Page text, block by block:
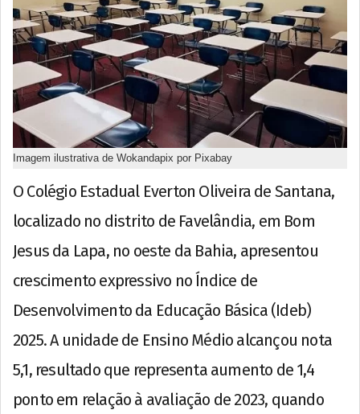
Imagem ilustrativa de Wokandapix por Pixabay
O Colégio Estadual Everton Oliveira de Santana,
localizado no distrito de Favelândia, em Bom
Jesus da Lapa, no oeste da Bahia, apresentou
crescimento expressivo no Índice de
Desenvolvimento da Educação Básica (Ideb)
2025. A unidade de Ensino Médio alcançou nota
5,1, resultado que representa aumento de 1,4
ponto em relação à avaliação de 2023, quando